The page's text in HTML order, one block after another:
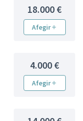
18.000 €
Afegir
4.000 €
Afegir